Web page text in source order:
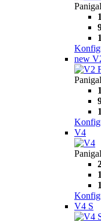
new
V4
V4 S